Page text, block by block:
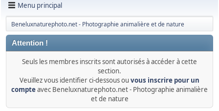
Menu principal
Beneluxnaturephoto.net - Photographie animalière et de nature
Attention !
Seuls les membres inscrits sont autorisés à accéder à cette
section.
Veuillez vous identifier ci-dessous ou vous inscrire pour un
compteavec Beneluxnaturephoto.net - Photographie animalière
et de nature